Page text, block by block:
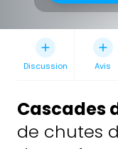
Discussion Avis
Cascades
de chutes